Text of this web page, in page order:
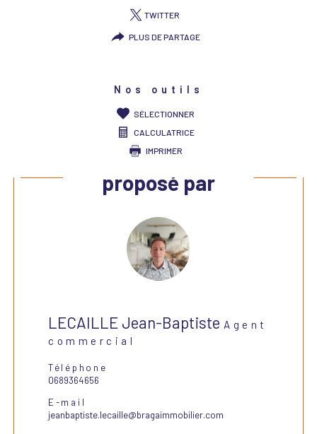
TWITTER
PLUS DE PARTAGE
Nos outils
SÉLECTIONNER
CALCULATRICE
IMPRIMER
Ce bien vous est
proposé par
LECAILLE Jean-Baptiste Agent
commercial
Téléphone
0689364656
E-mail
jeanbaptiste.lecaille@bragaimmobilier.com